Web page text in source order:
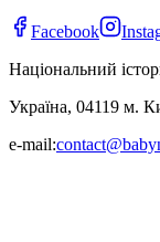
Facebook
Національний
Україна, 04119 м.
e-mail: